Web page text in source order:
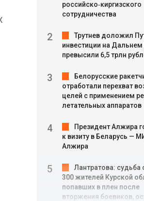
российско‑киргизского
сотрудничества
Трутнев доложил
инвестиции на
превысили 6,5 трлн
Белорусские
отработали перехват
целей с применением
летательных аппаратов
Президент Алжира
к визиту в Беларусь —
Алжира
Лантратова: судьба
300 жителей Курской
попавших в плен после
вторжения боевиков,